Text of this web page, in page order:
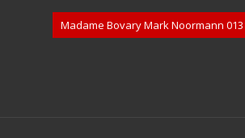
Madame Bovary Mark Noormann 013